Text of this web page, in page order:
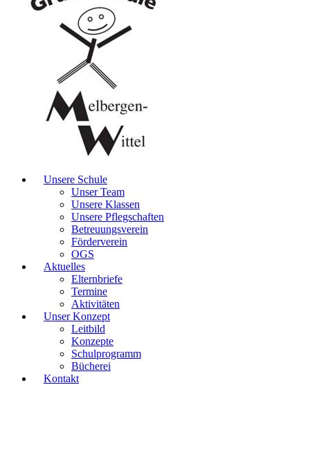
Unsere Schule
Unser Team
Unsere Klassen
Unsere Pflegschaften
Betreuungsverein
Förderverein
OGS
Aktuelles
Elternbriefe
Termine
Aktivitäten
Unser Konzept
Leitbild
Konzepte
Schulprogramm
Bücherei
Kontakt